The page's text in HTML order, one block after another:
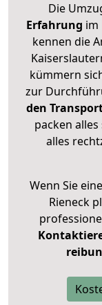
Die
Erfahrung im
kennen die
kümmern
zur
den
packen
alles
Wenn Sie
Rieneck